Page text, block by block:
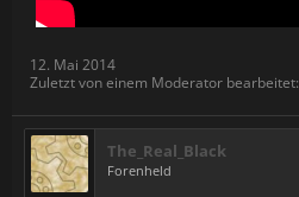
12. Mai 2014
Zuletzt von einem Moderator bearbeitet:
The_Real_Black
Forenheld